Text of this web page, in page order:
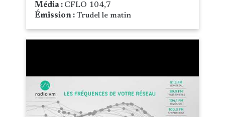
Média : CFLO 104,7
Émission :Trudel le matin